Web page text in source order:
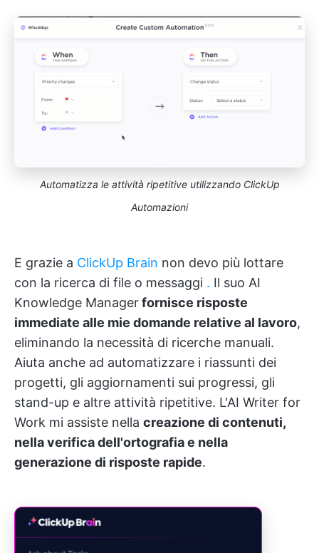
Automatizza le attività ripetitive utilizzando ClickUp
Automazioni
E grazie a ClickUp Brain non devo più lottare
con la ricerca di file o messaggi . Il suo AI
Knowledge Managerfornisce risposte
immediate alle mie domande relative al lavoro,
eliminando la necessità di ricerche manuali.
Aiuta anche ad automatizzare i riassunti dei
progetti, gli aggiornamenti sui progressi, gli
stand-up e altre attività ripetitive. L'AI Writer for
Work mi assiste nella creazione di contenuti,
nella verifica dell'ortografia e nella
generazione di risposte rapide.